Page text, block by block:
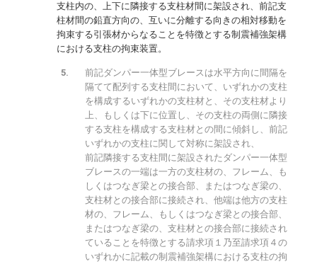
支柱内の、上下に隣接する支柱材間に架設され、前記支
柱材間の鉛直方向の、互いに分離する向きの相対移動を
拘束する引張材からなることを特徴とする制震補強架構
における支柱の拘束装置。
前記ダンパー一体型ブレースは水平方向に間隔を
隔てて配列する支柱間において、いずれかの支柱
を構成するいずれかの支柱材と、その支柱材より
上、もしくは下に位置し、その支柱の両側に隣接
する支柱を構成する支柱材との間に傾斜し、前記
いずれかの支柱に関して対称に架設され、
前記隣接する支柱間に架設されたダンパー一体型
ブレースの一端は一方の支柱材の、フレーム、も
しくはつなぎ梁との接合部、またはつなぎ梁の、
支柱材との接合部に接続され、他端は他方の支柱
材の、フレーム、もしくはつなぎ梁との接合部、
またはつなぎ梁の、支柱材との接合部に接続され
ていることを特徴とする請求項１乃至請求項４の
いずれかに記載の制震補強架構における支柱の拘